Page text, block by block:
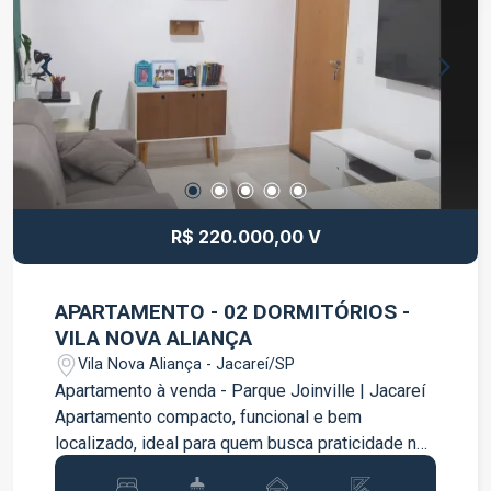
escolas e com fácil acesso ao centro da cidade.
Agende uma Visita: Não perca essa
oportunidade! Entre em contato e agende uma
visita para conhecer esse maravilhoso
apartamento.
R$ 220.000,00 V
APARTAMENTO - 02 DORMITÓRIOS -
VILA NOVA ALIANÇA
Vila Nova Aliança - Jacareí/SP
Apartamento à venda - Parque Joinville | Jacareí
Apartamento compacto, funcional e bem
localizado, ideal para quem busca praticidade no
dia a dia e excelente custo-benefício. Com 39m²,